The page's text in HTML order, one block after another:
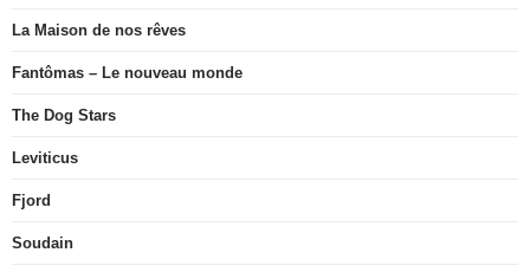
La Maison de nos rêves
Fantômas – Le nouveau monde
The Dog Stars
Leviticus
Fjord
Soudain